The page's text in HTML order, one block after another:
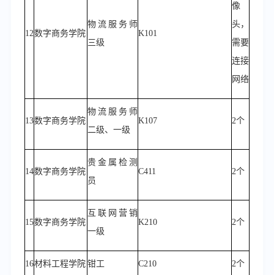
12数字商务学院
物流服务师
三级
K101
像
头，
需要
连接
网络
13数字商务学院
物流服务师
二级、一级
K107 2个
14数字商务学院
贵金属检测
员
C411 2个
15数字商务学院
互联网营销
一级
K210 2个
16材料工程学院 钳工 C210 2个